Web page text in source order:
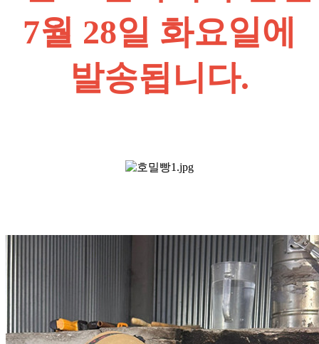
7월 28일 화요일에
발송됩니다.